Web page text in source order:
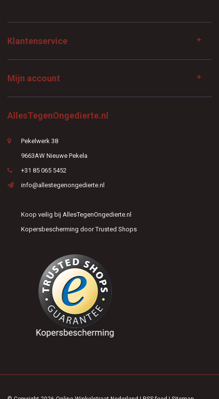
Klantenservice
Mijn account
AllesTegenOngedierte.nl
Pekelwerk 38
9663AW Nieuwe Pekela
+31 85 065 5452
info@allestegenongedierte.nl
Koop veilig bij AllesTegenOngedierte.nl
Kopersbescherming door Trusted Shops